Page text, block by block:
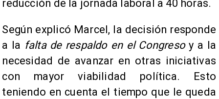
reducción de la jornada laboral a 40 horas.
Según explicó Marcel, la decisión responde
a la falta de respaldo en el Congresoy a la
necesidad de avanzar en otras iniciativas
con mayor viabilidad política. Esto
teniendo en cuenta el tiempo que le queda